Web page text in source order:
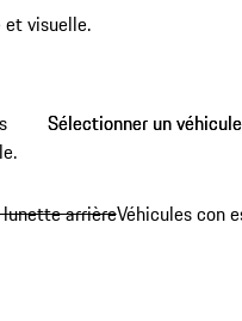
visuelle.
Sélectionner un véhicule
Sélectionner un véhicule
arrièreVéhicules con